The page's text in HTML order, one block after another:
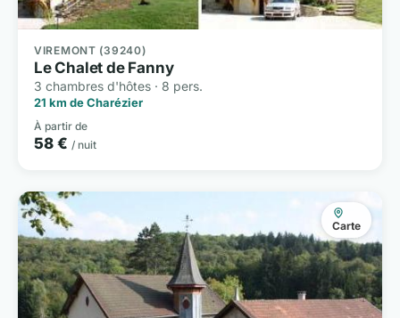
VIREMONT (39240)
Le Chalet de Fanny
3 chambres d'hôtes · 8 pers.
21 km de Charézier
À partir de
58 € / nuit
Carte